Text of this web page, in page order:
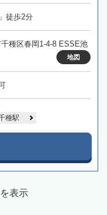
徒歩2分
種区春岡1-4-8 ESSE池
地図
種駅
表示